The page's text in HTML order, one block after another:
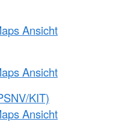
Ansicht
Ansicht
KIT)
Ansicht